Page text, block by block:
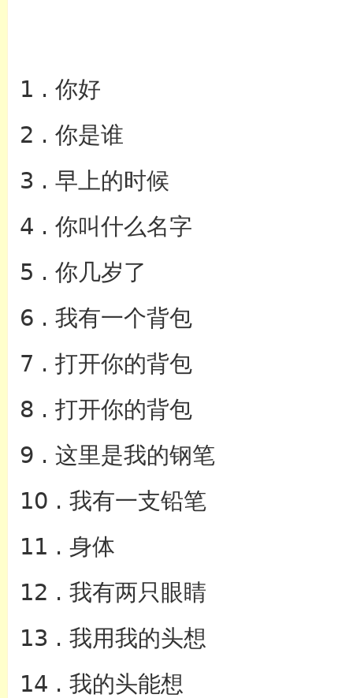
1 . 你好
2 . 你是谁
3 . 早上的时候
4 . 你叫什么名字
5 . 你几岁了
6 . 我有一个背包
7 . 打开你的背包
8 . 打开你的背包
9 . 这里是我的钢笔
10 . 我有一支铅笔
11 . 身体
12 . 我有两只眼睛
13 . 我用我的头想
14 . 我的头能想